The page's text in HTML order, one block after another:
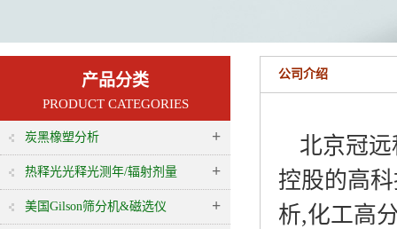
产品分类
PRODUCT CATEGORIES
炭黑橡塑分析 +
热释光光释光测年/辐射剂量 +
美国Gilson筛分机&磁选仪 +
公司介绍
北京冠
控股的高
析,化工高